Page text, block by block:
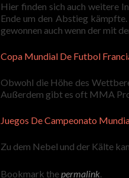
Hier finden sich auch weitere
Ende um den Abstieg
gewonnen auch wenn der mit
Copa Mundial De Futbol
Obwohl die Höhe des
Außerdem gibt es oft MMA
Juegos De Campeonato
Zu dem Nebel und der Kälte
Bookmark thepermalink.